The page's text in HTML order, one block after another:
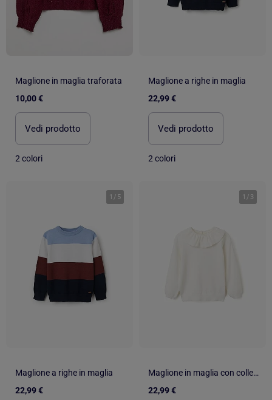
Maglione in maglia traforata
10,00 €
Vedi prodotto
2 colori
Maglione a righe in maglia
22,99 €
Vedi prodotto
2 colori
1 / 5
Maglione a righe in maglia
22,99 €
1 / 3
Maglione in maglia con colletto arricciato
22,99 €